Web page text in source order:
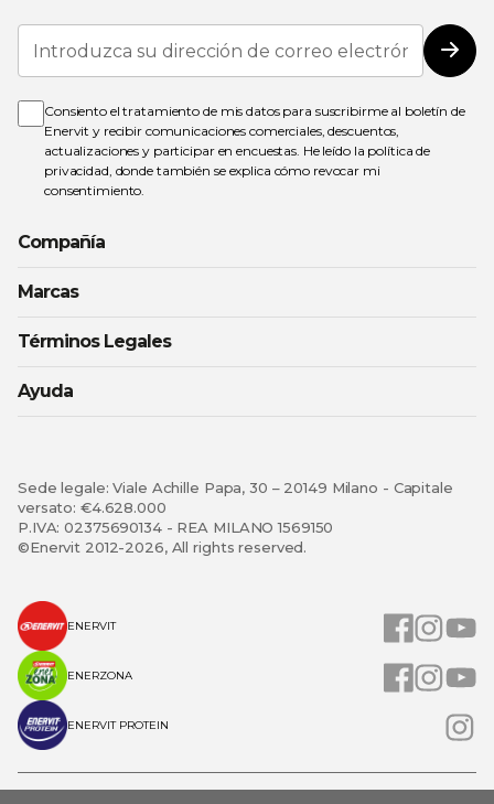
Inscríbase
nuestro
de
noticias:
Consiento el tratamiento de mis datos para suscribirme al boletín de
Enervit y recibir comunicaciones comerciales, descuentos,
actualizaciones y participar en encuestas. He leído la política de
privacidad, donde también se explica cómo revocar mi
consentimiento.
Compañía
Marcas
Términos Legales
Ayuda
Sede legale: Viale Achille Papa, 30 – 20149 Milano - Capitale
versato: €4.628.000
P.IVA: 02375690134 - REA MILANO 1569150
©Enervit 2012-2026, All rights reserved.
ENERVIT
ENERZONA
ENERVIT PROTEIN